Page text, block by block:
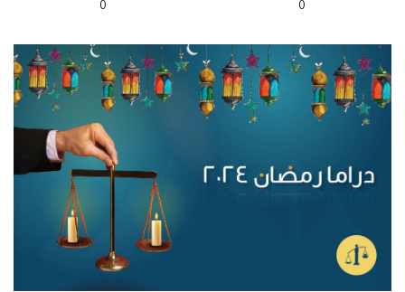
0
0